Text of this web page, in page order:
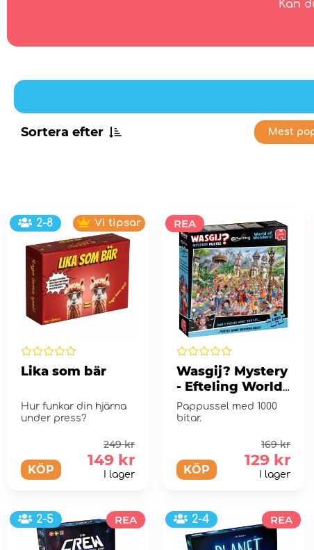
Kan
Sortera efter Mest
2-8 Vi tipsar
Lika som bär
Hur funkar din hjärna
under press?
KÖP
249 kr
149 kr
I lager
REA
Wasgij? Mystery
- Efteling World
of Wonders!
1000 Bitar
Pappussel med 1000
bitar.
KÖP
169 kr
129 kr
I lager
2-5 REA 2-4 REA